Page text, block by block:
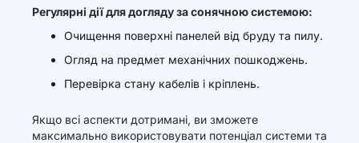
Регулярні дії для догляду за сонячною системою:
Очищення поверхні панелей від бруду та пилу.
Огляд на предмет механічних пошкоджень.
Перевірка стану кабелів і кріплень.
Якщо всі аспекти дотримані, ви зможете
максимально використовувати потенціал системи та